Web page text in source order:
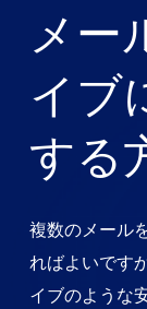
メー
イブ
する
複数のメール
ればよいです
イブのような